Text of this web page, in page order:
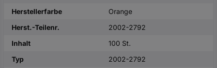
Herstellerfarbe
Orange
Herst.-Teilenr.
2002-2792
Inhalt
100 St.
Typ
2002-2792